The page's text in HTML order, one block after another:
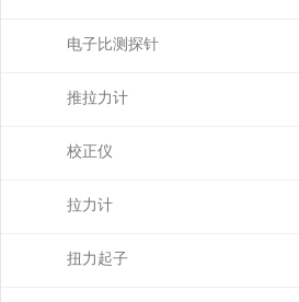
电子比测探针
推拉力计
校正仪
拉力计
扭力起子